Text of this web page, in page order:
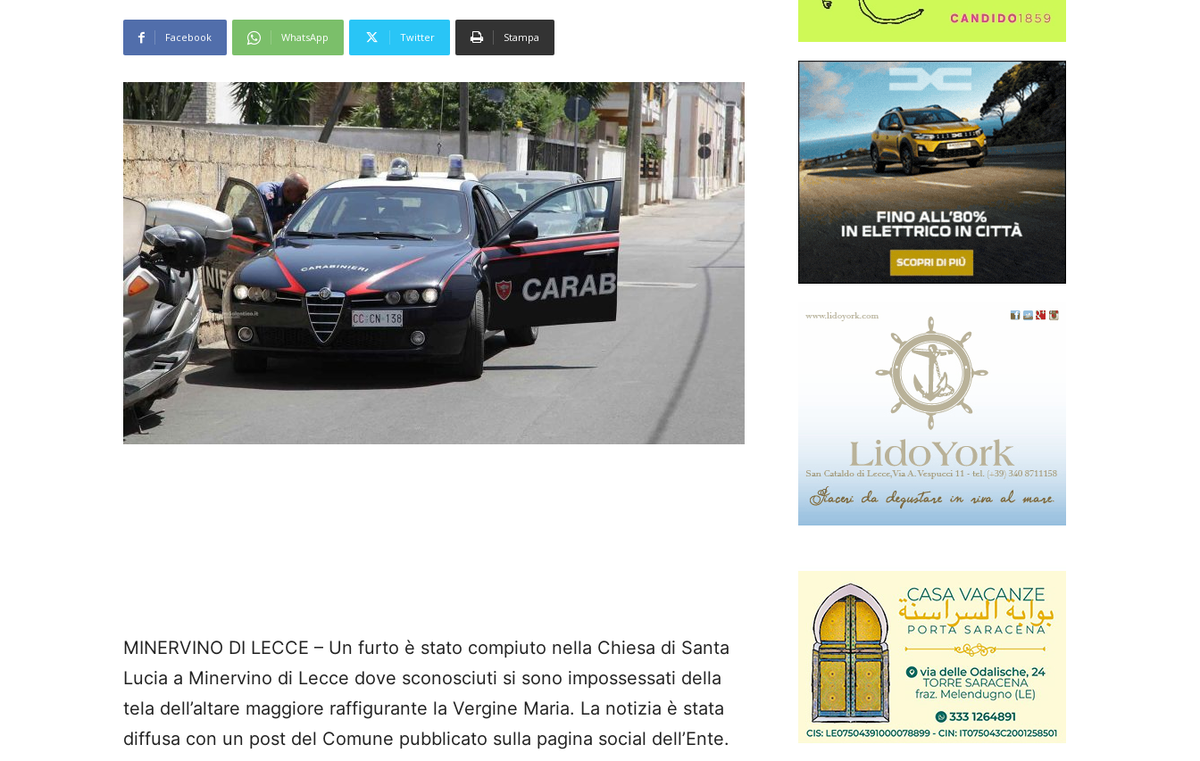
Facebook WhatsApp Twitter Stampa
MINERVINO DI LECCE – Un furto è stato compiuto nella Chiesa di Santa
Lucia a Minervino di Lecce dove sconosciuti si sono impossessati della
tela dell’altare maggiore raffigurante la Vergine Maria. La notizia è stata
diffusa con un post del Comune pubblicato sulla pagina social dell’Ente.